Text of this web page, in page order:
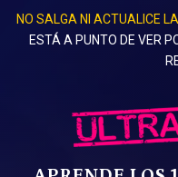
NO SALGA NI ACTUALICE
ESTÁ A PUNTO DE VER